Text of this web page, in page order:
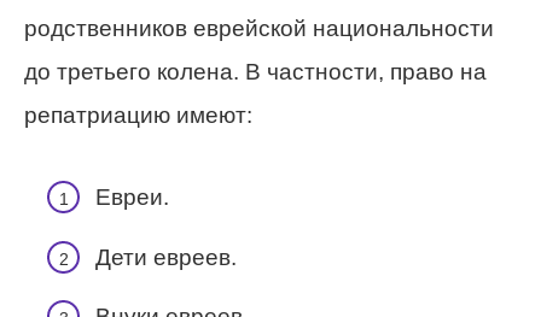
родственников еврейской национальности
до третьего колена. В частности, право на
репатриацию имеют:
Евреи.
Дети евреев.